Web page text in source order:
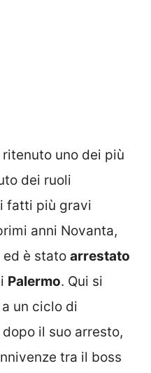
uno dei più
dei ruoli
fatti più gravi
anni Novanta,
ed è stato arrestato
Palermo. Qui si
un ciclo di
il suo arresto,
tra il boss